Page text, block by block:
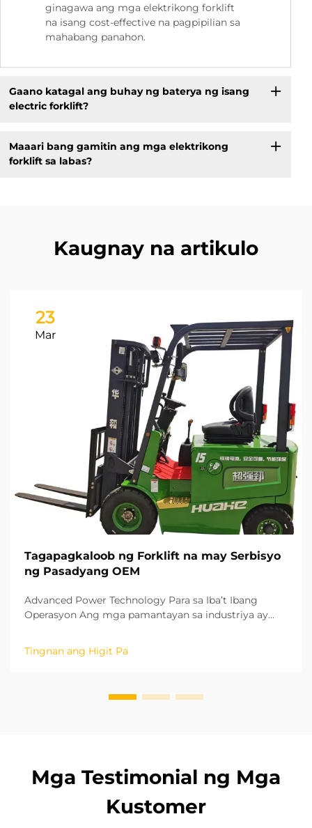
ginagawa ang mga elektrikong forklift
na isang cost-effective na pagpipilian sa
mahabang panahon.
Gaano katagal ang buhay ng baterya ng isang
electric forklift?
Maaari bang gamitin ang mga elektrikong
forklift sa labas?
Kaugnay na artikulo
23
Mar
Tagapagkaloob ng Forklift na may Serbisyo
ng Pasadyang OEM
Advanced Power Technology Para sa Iba’t Ibang
Operasyon Ang mga pamantayan sa industriya ay
pagbabago sa industriya ng material handling. Ang
mga forklift na may lithium battery ay mabilis na
Tingnan ang Higit Pa
Mga Testimonial ng Mga
Kustomer